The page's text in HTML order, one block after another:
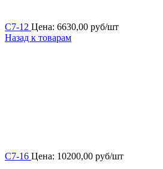
С7-12 Цена: 6630,00 руб/шт
Назад к товарам
С7-16 Цена: 10200,00 руб/шт